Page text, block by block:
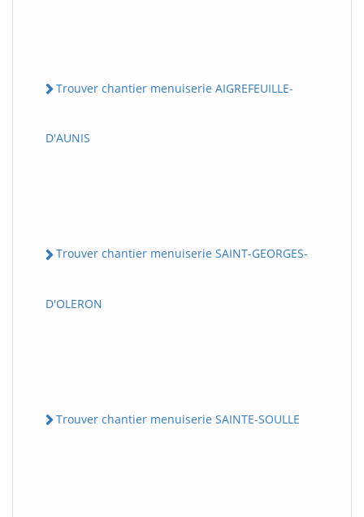
Trouver chantier menuiserie AIGREFEUILLE-
D'AUNIS
Trouver chantier menuiserie SAINT-GEORGES-
D'OLERON
Trouver chantier menuiserie SAINTE-SOULLE